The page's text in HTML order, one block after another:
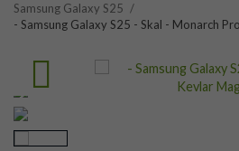
Samsung Galaxy S25 /
- Samsung Galaxy S25 - Skal - Monarch